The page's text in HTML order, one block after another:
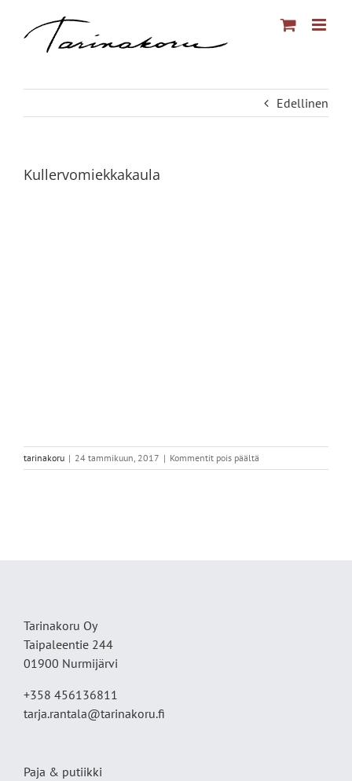
Edellinen
Kullervomiekkakaula
tarinakoru | 24 tammikuun, 2017 | Kommentit pois päältä
Kullervomiekkakaula
Tarinakoru Oy
Taipaleentie 244
01900 Nurmijärvi
+358 456136811
tarja.rantala@tarinakoru.fi
Paja & putiikki